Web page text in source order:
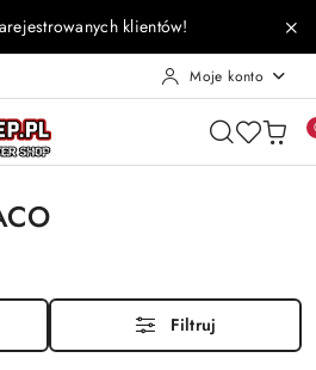
klientów!
Moje konto
Filtruj